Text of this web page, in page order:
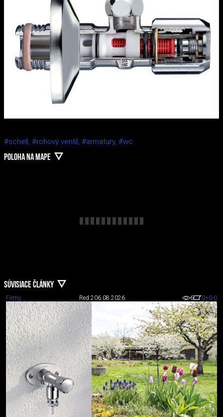
#schell, #rohový ventil, #armatury, #wc
POLOHA NA MAPE
SÚVISIACE ČLÁNKY
Firmy Red 2 06.08.2026 6 0+0-0